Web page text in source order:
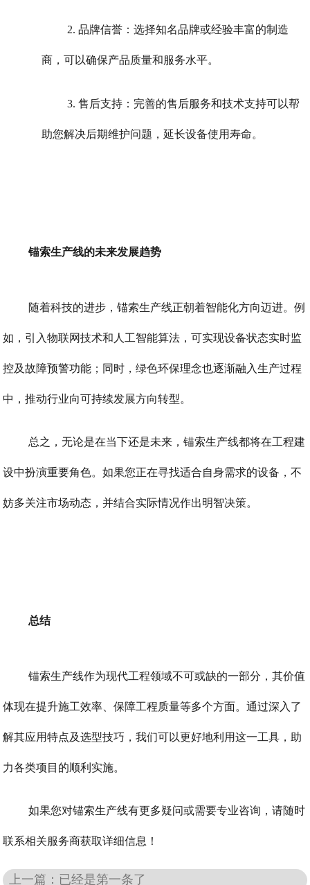
2. 品牌信誉：选择知名品牌或经验丰富的制造
商，可以确保产品质量和服务水平。
3. 售后支持：完善的售后服务和技术支持可以帮
助您解决后期维护问题，延长设备使用寿命。
锚索生产线的未来发展趋势
随着科技的进步，锚索生产线正朝着智能化方向迈进。例
如，引入物联网技术和人工智能算法，可实现设备状态实时监
控及故障预警功能；同时，绿色环保理念也逐渐融入生产过程
中，推动行业向可持续发展方向转型。
总之，无论是在当下还是未来，锚索生产线都将在工程建
设中扮演重要角色。如果您正在寻找适合自身需求的设备，不
妨多关注市场动态，并结合实际情况作出明智决策。
总结
锚索生产线作为现代工程领域不可或缺的一部分，其价值
体现在提升施工效率、保障工程质量等多个方面。通过深入了
解其应用特点及选型技巧，我们可以更好地利用这一工具，助
力各类项目的顺利实施。
如果您对锚索生产线有更多疑问或需要专业咨询，请随时
联系相关服务商获取详细信息！
上一篇：已经是第一条了